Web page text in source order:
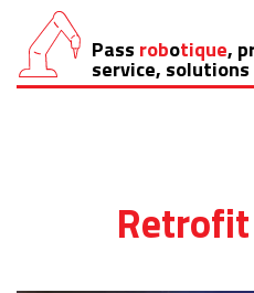
Aller
au
Pass robotique,
service, solutions
Retrofit